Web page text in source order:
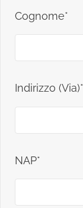
Cognome*
Indirizzo (Via)*
NAP*